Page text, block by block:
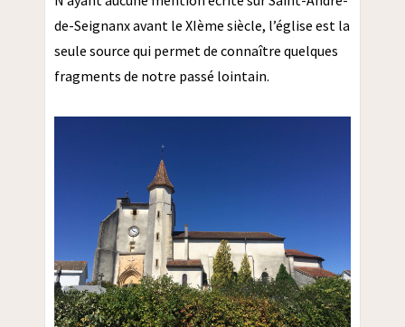
de-Seignanx avant le XIème siècle, l’église est la
seule source qui permet de connaître quelques
fragments de notre passé lointain.